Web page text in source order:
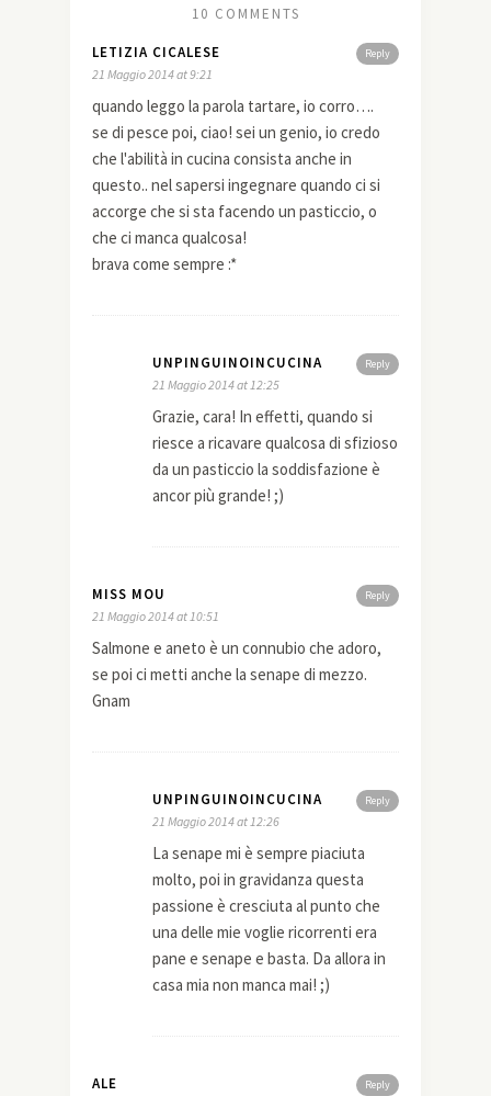
10 COMMENTS
Reply
LETIZIA CICALESE
21 Maggio 2014 at 9:21
quando leggo la parola tartare, io corro….
se di pesce poi, ciao! sei un genio, io credo
che l'abilità in cucina consista anche in
questo.. nel sapersi ingegnare quando ci si
accorge che si sta facendo un pasticcio, o
che ci manca qualcosa!
brava come sempre :*
Reply
UNPINGUINOINCUCINA
21 Maggio 2014 at 12:25
Grazie, cara! In effetti, quando si
riesce a ricavare qualcosa di sfizioso
da un pasticcio la soddisfazione è
ancor più grande! ;)
Reply
MISS MOU
21 Maggio 2014 at 10:51
Salmone e aneto è un connubio che adoro,
se poi ci metti anche la senape di mezzo.
Gnam
Reply
UNPINGUINOINCUCINA
21 Maggio 2014 at 12:26
La senape mi è sempre piaciuta
molto, poi in gravidanza questa
passione è cresciuta al punto che
una delle mie voglie ricorrenti era
pane e senape e basta. Da allora in
casa mia non manca mai! ;)
Reply
ALE